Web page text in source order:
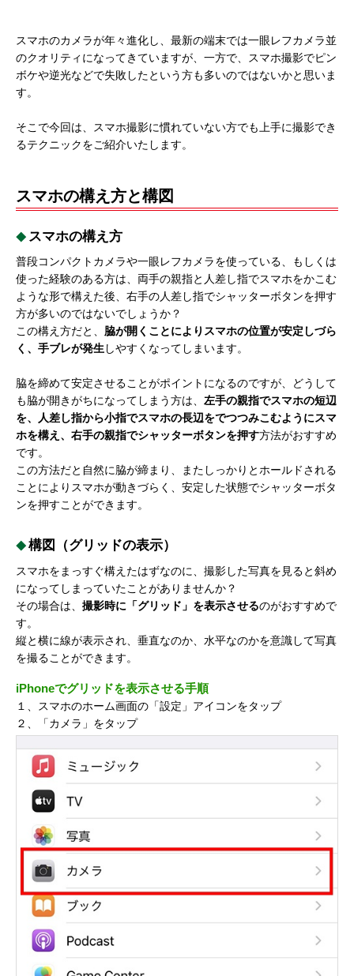
スマホのカメラが年々進化し、最新の端末では一眼レフカメラ並
のクオリティになってきていますが、一方で、スマホ撮影でピン
ボケや逆光などで失敗したという方も多いのではないかと思いま
す。
そこで今回は、スマホ撮影に慣れていない方でも上手に撮影でき
るテクニックをご紹介いたします。
スマホの構え方と構図
スマホの構え方
普段コンパクトカメラや一眼レフカメラを使っている、もしくは
使った経験のある方は、両手の親指と人差し指でスマホをかこむ
ような形で構えた後、右手の人差し指でシャッターボタンを押す
方が多いのではないでしょうか？
この構え方だと、 脇が開くことによりスマホの位置が安定しづら
く、手ブレが発生しやすくなってしまいます。
脇を締めて安定させることがポイントになるのですが、どうして
も脇が開きがちになってしまう方は、 左手の親指でスマホの短辺
を、人差し指から小指でスマホの長辺をでつつみこむようにスマ
ホを構え、右手の親指でシャッターボタンを押す方法がおすすめ
です。
この方法だと自然に脇が締まり、またしっかりとホールドされる
ことによりスマホが動きづらく、安定した状態でシャッターボタ
ンを押すことができます。
構図（グリッドの表示）
スマホをまっすぐ構えたはずなのに、撮影した写真を見ると斜め
になってしまっていたことがありませんか？
その場合は、 撮影時に「グリッド」を表示させるのがおすすめで
す。
縦と横に線が表示され、垂直なのか、水平なのかを意識して写真
を撮ることができます。
iPhoneでグリッドを表示させる手順
１、スマホのホーム画面の「設定」アイコンをタップ
２、「カメラ」をタップ